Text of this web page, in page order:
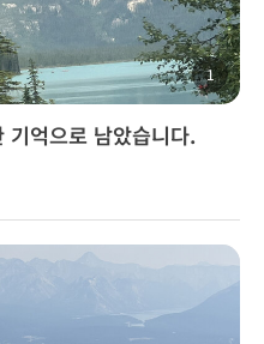
1
기억으로 남았습니다.